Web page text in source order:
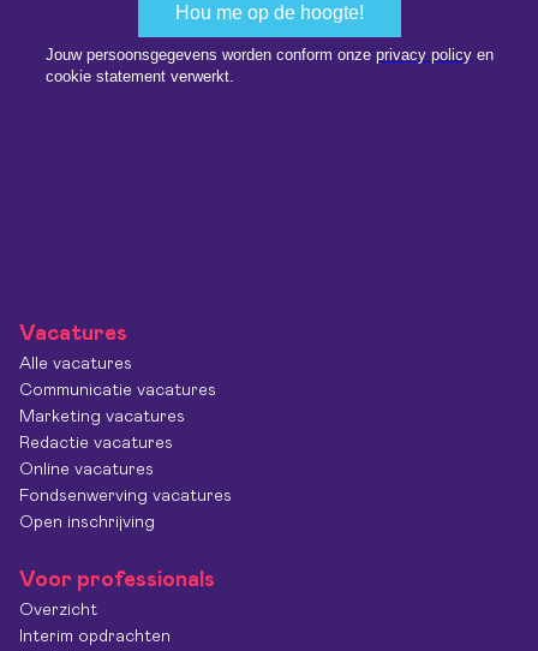
Vacatures
Alle vacatures
Communicatie vacatures
Marketing vacatures
Redactie vacatures
Online vacatures
Fondsenwerving vacatures
Open inschrijving
Voor professionals
Overzicht
Interim opdrachten